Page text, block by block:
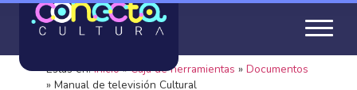
Estás en:Inicio»Caja de herramientas » Documentos
» Manual de televisión Cultural